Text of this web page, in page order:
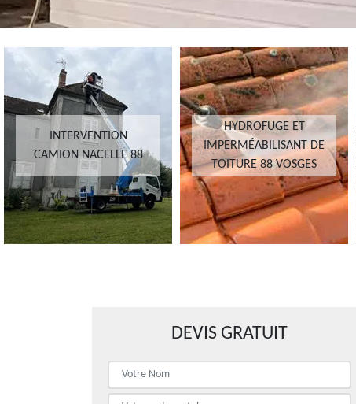
INTERVENTION
CAMION NACELLE 88
HYDROFUGE ET
IMPERMÉABILISANT DE
TOITURE 88 VOSGES
DEVIS GRATUIT